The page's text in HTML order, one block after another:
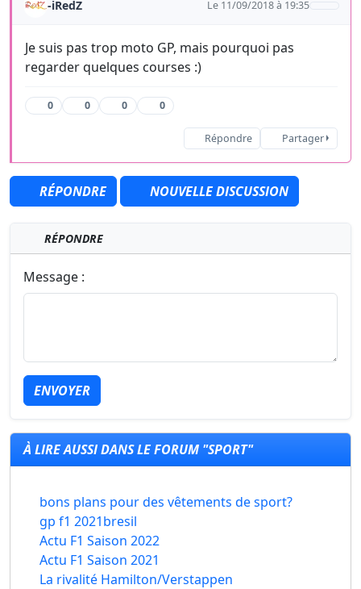
-iRedZ Le 11/09/2018 à 19:35
Je suis pas trop moto GP, mais pourquoi pas
regarder quelques courses :)
0 0 0 0
Répondre Partager
RÉPONDRE NOUVELLE DISCUSSION
RÉPONDRE
Message :
ENVOYER
À LIRE AUSSI DANS LE FORUM "SPORT"
bons plans pour des vêtements de sport?
gp f1 2021bresil
Actu F1 Saison 2022
Actu F1 Saison 2021
La rivalité Hamilton/Verstappen